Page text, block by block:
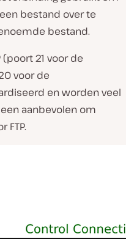
een bestand over te
bestand.
21 voor de
voor de
en worden veel
aanbevolen om
FTP.